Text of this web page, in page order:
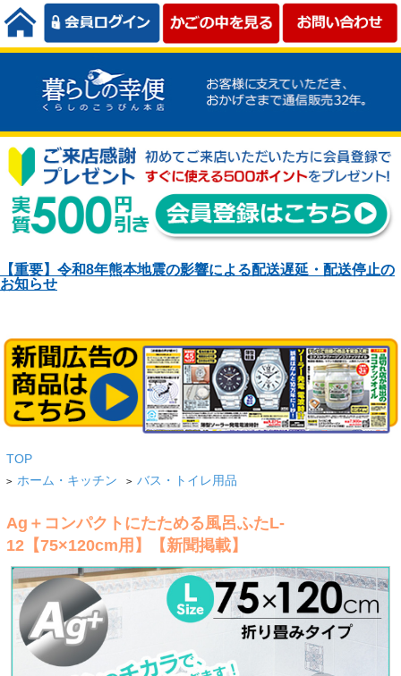
【重要】令和8年熊本地震の影響による配送遅延・配送停止の
お知らせ
TOP
> ホーム・キッチン > バス・トイレ用品
Ag＋コンパクトにたためる風呂ふたL-
12【75×120cm用】【新聞掲載】